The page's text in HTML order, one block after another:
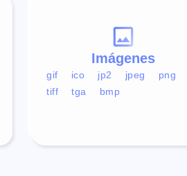
Imágenes
gif ico jp2 jpeg
png
tiff
tga bmp